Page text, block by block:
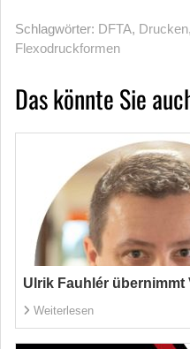
Schlagwörter: DFTA, Drucken,
Flexodruckformen
Das könnte Sie
Ulrik Fauhlér übernimmt
Weiterlesen